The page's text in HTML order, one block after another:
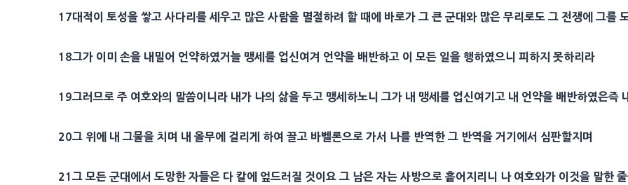
17대적이 토성을 쌓고 사다리를 세우고 많은 사람을 멸절하려 할 때에 바로가 그 큰 군대와 많은 무리로도 그 전쟁에 그를
18그가 이미 손을 내밀어 언약하였거늘 맹세를 업신여겨 언약을 배반하고 이 모든 일을 행하였으니 피하지 못하리라
19그러므로 주 여호와의 말씀이니라 내가 나의 삶을 두고 맹세하노니 그가 내 맹세를 업신여기고 내 언약을 배반하였은즉
20그 위에 내 그물을 치며 내 올무에 걸리게 하여 끌고 바벨론으로 가서 나를 반역한 그 반역을 거기에서 심판할지며
21그 모든 군대에서 도망한 자들은 다 칼에 엎드러질 것이요 그 남은 자는 사방으로 흩어지리니 나 여호와가 이것을 말한